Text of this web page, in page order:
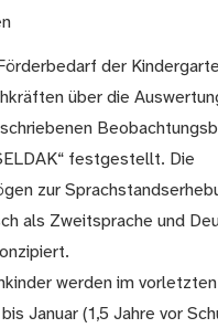
der
über die
festgestellt. Die
zur
als Zweitsprache und
werden im vorletzten
Januar (1,5 Jahre vor